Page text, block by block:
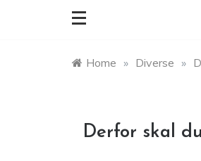
Home » Diverse »
Derfor skal